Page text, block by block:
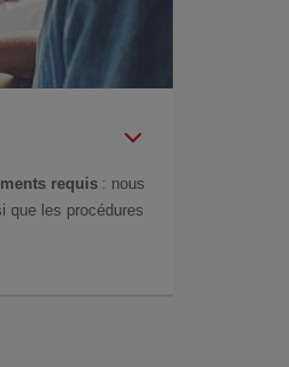
requis : nous
que les procédures